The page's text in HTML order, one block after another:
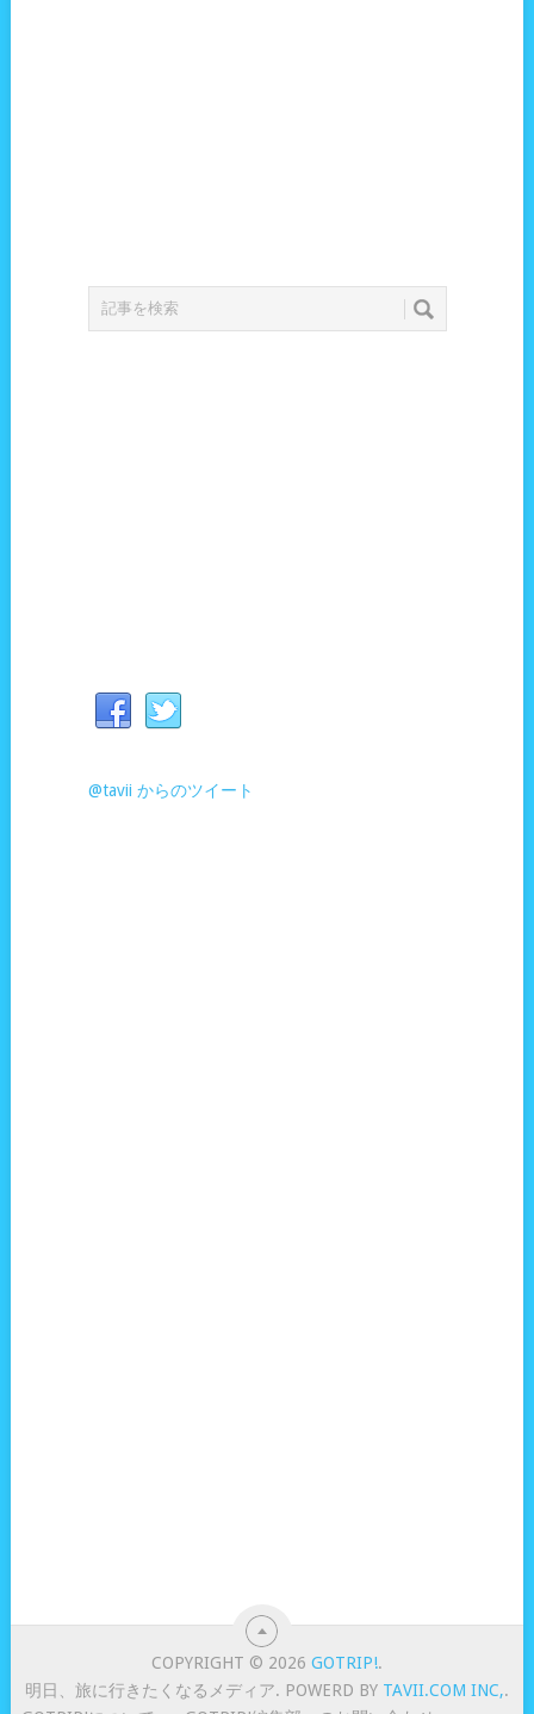
@tavii からのツイート
COPYRIGHT © 2026GOTRIP!.
明日、旅に行きたくなるメディア. POWERD BY TAVII.COM INC,.